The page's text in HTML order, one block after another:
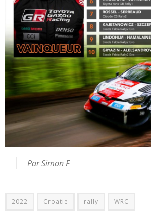
Par Simon F
2022 Croatie rally WRC